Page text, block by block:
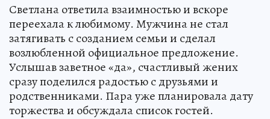
Светлана ответила взаимностью и вскоре
переехала к любимому. Мужчина не стал
затягивать с созданием семьи и сделал
возлюбленной официальное предложение.
Услышав заветное «да», счастливый жених
сразу поделился радостью с друзьями и
родственниками. Пара уже планировала дату
торжества и обсуждала список гостей.